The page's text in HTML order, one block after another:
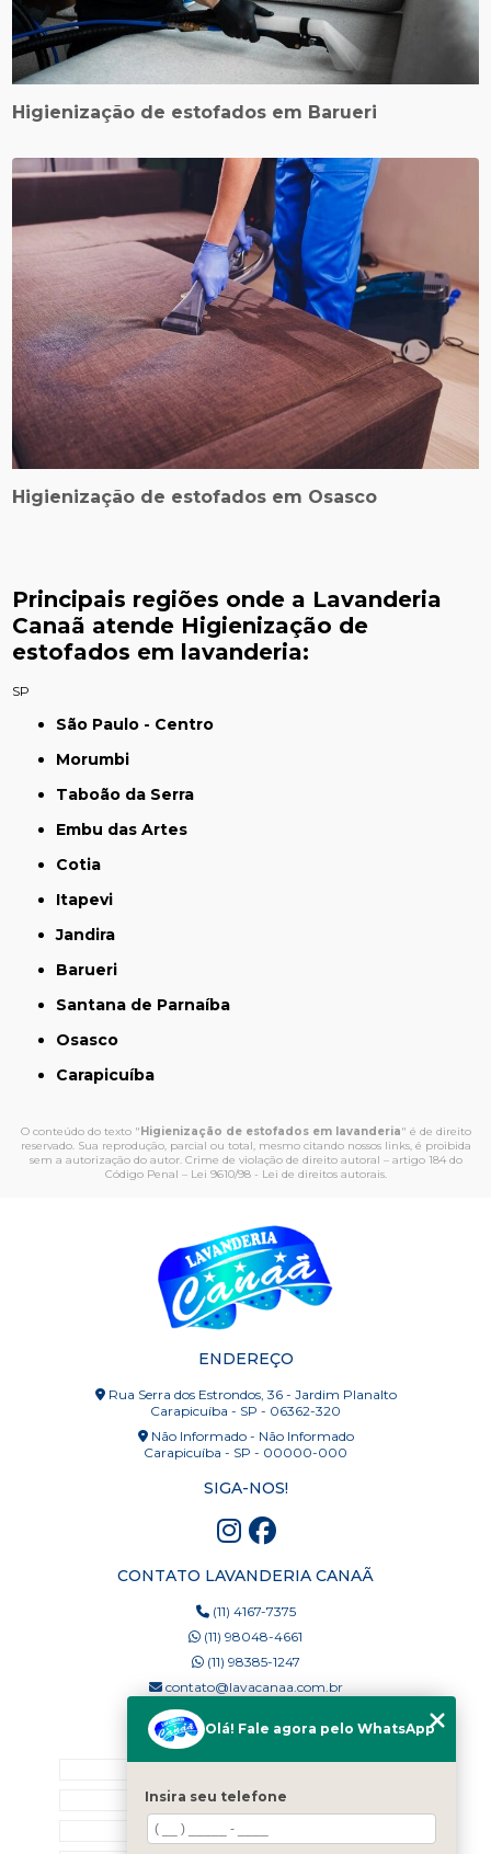
Higienização de estofados em Barueri
Higienização de estofados em Osasco
Principais regiões onde a Lavanderia
Canaã atende Higienização de
estofados em lavanderia:
SP
São Paulo - Centro
Morumbi
Taboão da Serra
Embu das Artes
Cotia
Itapevi
Jandira
Barueri
Santana de Parnaíba
Osasco
Carapicuíba
O conteúdo do texto "Higienização de estofados em lavanderia" é de direito
reservado. Sua reprodução, parcial ou total, mesmo citando nossos links, é proibida
sem a autorização do autor. Crime de violação de direito autoral – artigo 184 do
Código Penal – Lei 9610/98 - Lei de direitos autorais.
ENDEREÇO
Rua Serra dos Estrondos, 36 - Jardim Planalto
Carapicuíba - SP - 06362-320
Não Informado - Não Informado
Carapicuíba - SP - 00000-000
SIGA-NOS!
CONTATO LAVANDERIA CANAÃ
(11) 4167-7375
(11) 98048-4661
(11) 98385-1247
contato@lavacanaa.com.br
MENU
Quem Somos
Blog
Olá! Fale agora pelo WhatsApp
Insira seu telefone